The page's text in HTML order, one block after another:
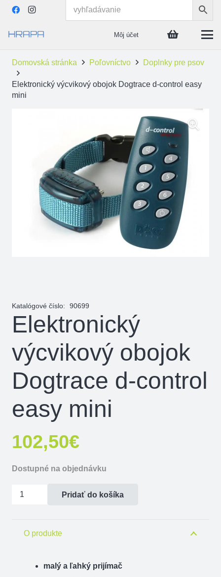
Môj účet
Domovská stránka Poľovníctvo Doplnky pre psov
Elektronický výcvikový obojok Dogtrace d-control easy
mini
Katalógové číslo: 90699
Elektronický
výcvikový obojok
Dogtrace d-control
easy mini
102,50€
Dostupné na objednávku
množstvo
obojok
Pridať do košíka
O produkte
malý a ľahký prijímač